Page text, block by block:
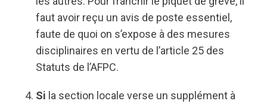
faut avoir reçu un avis de poste essentiel,
faute de quoi on s’expose à des mesures
disciplinaires en vertu de l’article 25 des
Statuts de l’AFPC.
Si la section locale verse un supplément à